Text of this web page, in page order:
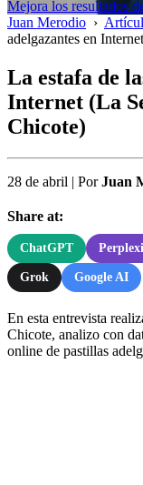
Mejora los resultados
Juan Merodio ›
adelgazantes en
La estafa de
Internet (La
Chicote)
28 de abril | PorJuan
Share at:
ChatGPT
Grok Google AI
En esta entrevista
Chicote, analizo con
online de pastillas